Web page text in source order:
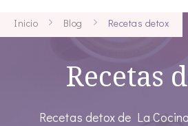
Inicio Blog Recetas detox
Recetas
Recetas detox de La